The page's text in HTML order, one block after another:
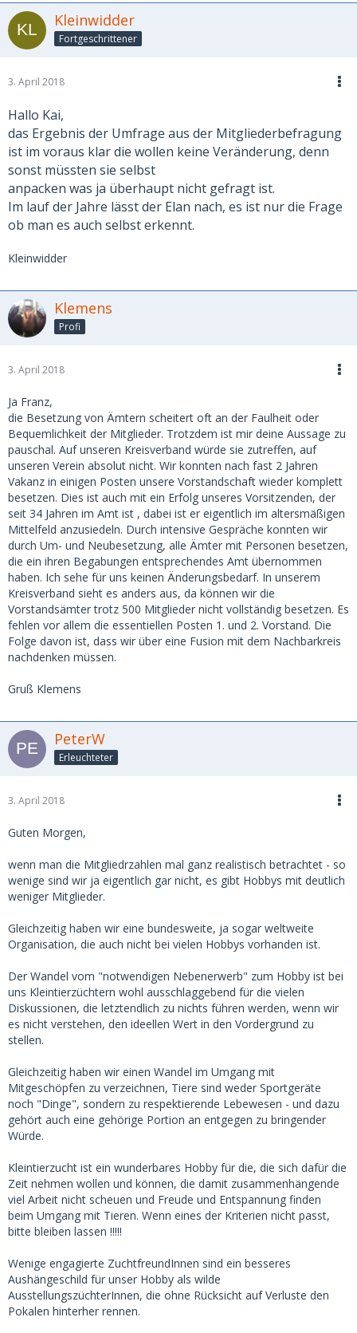
Kleinwidder
Fortgeschrittener
3. April 2018
Hallo Kai,
das Ergebnis der Umfrage aus der Mitgliederbefragung
ist im voraus klar die wollen keine Veränderung, denn
sonst müssten sie selbst
anpacken was ja überhaupt nicht gefragt ist.
Im lauf der Jahre lässt der Elan nach, es ist nur die Frage
ob man es auch selbst erkennt.
Kleinwidder
Klemens
Profi
3. April 2018
Ja Franz,
die Besetzung von Ämtern scheitert oft an der Faulheit oder
Bequemlichkeit der Mitglieder. Trotzdem ist mir deine Aussage zu
pauschal. Auf unseren Kreisverband würde sie zutreffen, auf
unseren Verein absolut nicht. Wir konnten nach fast 2 Jahren
Vakanz in einigen Posten unsere Vorstandschaft wieder komplett
besetzen. Dies ist auch mit ein Erfolg unseres Vorsitzenden, der
seit 34 Jahren im Amt ist , dabei ist er eigentlich im altersmäßigen
Mittelfeld anzusiedeln. Durch intensive Gespräche konnten wir
durch Um- und Neubesetzung, alle Ämter mit Personen besetzen,
die ein ihren Begabungen entsprechendes Amt übernommen
haben. Ich sehe für uns keinen Änderungsbedarf. In unserem
Kreisverband sieht es anders aus, da können wir die
Vorstandsämter trotz 500 Mitglieder nicht vollständig besetzen. Es
fehlen vor allem die essentiellen Posten 1. und 2. Vorstand. Die
Folge davon ist, dass wir über eine Fusion mit dem Nachbarkreis
nachdenken müssen.
Gruß Klemens
PeterW
Erleuchteter
3. April 2018
Guten Morgen,
wenn man die Mitgliedrzahlen mal ganz realistisch betrachtet - so
wenige sind wir ja eigentlich gar nicht, es gibt Hobbys mit deutlich
weniger Mitglieder.
Gleichzeitig haben wir eine bundesweite, ja sogar weltweite
Organisation, die auch nicht bei vielen Hobbys vorhanden ist.
Der Wandel vom "notwendigen Nebenerwerb" zum Hobby ist bei
uns Kleintierzüchtern wohl ausschlaggebend für die vielen
Diskussionen, die letztendlich zu nichts führen werden, wenn wir
es nicht verstehen, den ideellen Wert in den Vordergrund zu
stellen.
Gleichzeitig haben wir einen Wandel im Umgang mit
Mitgeschöpfen zu verzeichnen, Tiere sind weder Sportgeräte
noch "Dinge", sondern zu respektierende Lebewesen - und dazu
gehört auch eine gehörige Portion an entgegen zu bringender
Würde.
Kleintierzucht ist ein wunderbares Hobby für die, die sich dafür die
Zeit nehmen wollen und können, die damit zusammenhängende
viel Arbeit nicht scheuen und Freude und Entspannung finden
beim Umgang mit Tieren. Wenn eines der Kriterien nicht passt,
bitte bleiben lassen !!!!!
Wenige engagierte ZuchtfreundInnen sind ein besseres
Aushängeschild für unser Hobby als wilde
AusstellungszüchterInnen, die ohne Rücksicht auf Verluste den
Pokalen hinterher rennen.